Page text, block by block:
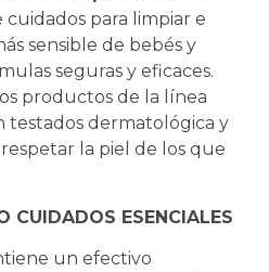
cuidados para limpiar e
sensible de bebés y
seguras y eficaces.
productos de la línea
testados dermatológica y
la piel de los que
CUIDADOS ESENCIALES
un efectivo